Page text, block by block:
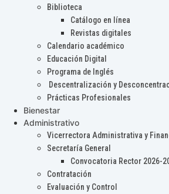
Biblioteca
Catálogo en línea
Revistas digitales
Calendario académico
Educación Digital
Programa de Inglés
Descentralización y
Prácticas Profesionales
Bienestar
Administrativo
Vicerrectora Administrativa y
Secretaría General
Convocatoria Rector 2026-
Contratación
Evaluación y Control